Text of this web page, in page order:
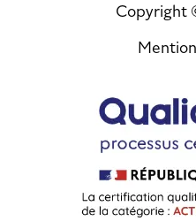
Copyright